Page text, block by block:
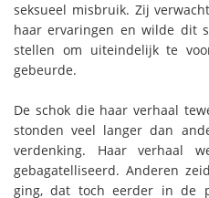
seksueel misbruik. Zij
haar ervaringen en wilde dit
stellen om uiteindelijk te
gebeurde.
De schok die haar verhaal
stonden veel langer dan
verdenking. Haar verhaal
gebagatelliseerd. Anderen
ging, dat toch eerder in de